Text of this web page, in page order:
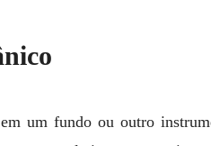
um fundo ou outro